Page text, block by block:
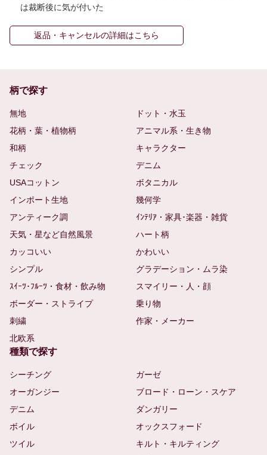
は裁断後に気が付いた
返品・キャンセルの詳細はこちら
柄で探す
無地
ドット・水玉
花柄・葉・植物柄
アニマル系・生き物
和柄
キャラクター
チェック
デニム
USAコットン
ボタニカル
インポート生地
幾何学
アンティーク調
ｲﾝﾃﾘｱ・家具･楽器・雑貨
天気・星など自然風景
ハート柄
カッコいい
かわいい
シンプル
グラデーション・ムラ染
ｽｲｰﾂ･ﾌﾙｰﾂ・食材・飲み物
スマイリー・人・顔
ボーダー・ストライプ
乗り物
刺繍
作家・メーカー
北欧系
種類で探す
シーチング
ガーゼ
オーガンジー
ブロード・ローン・スケア
デニム
ダンガリー
ボイル
オックスフォード
ツイル
キルト・キルティング